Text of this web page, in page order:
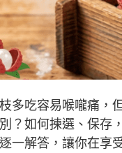
多吃容易喉嚨痛
？如何揀選、保存
一解答，讓你在享